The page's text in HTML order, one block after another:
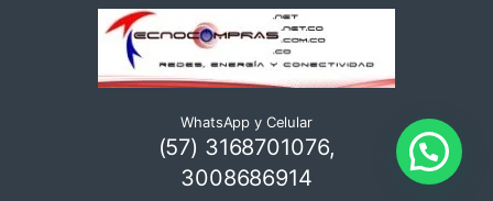
WhatsApp y Celular
(57) 3168701076,
3008686914